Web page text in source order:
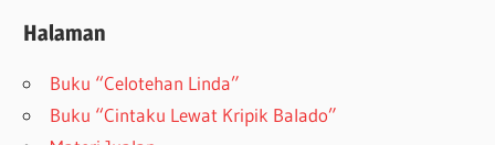
Halaman
Buku “Celotehan Linda”
Buku “Cintaku Lewat Kripik Balado”